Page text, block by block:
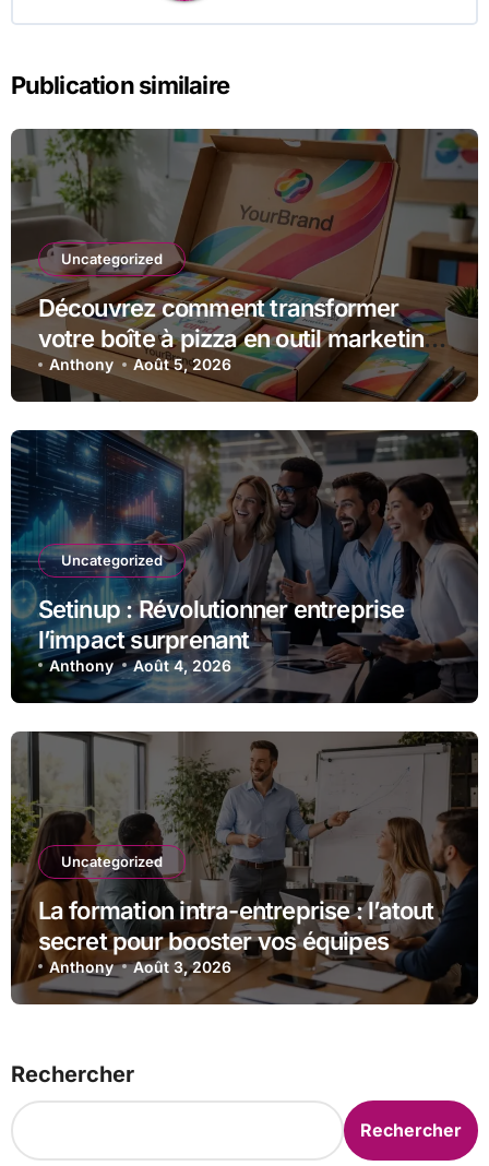
Publication similaire
Uncategorized
Découvrez comment transformer
votre boîte à pizza en outil marketing
unique
Anthony Août 5, 2026
Uncategorized
Setinup : Révolutionner entreprise
l’impact surprenant
Anthony Août 4, 2026
Uncategorized
La formation intra-entreprise : l’atout
secret pour booster vos équipes
Anthony Août 3, 2026
Rechercher
Rechercher